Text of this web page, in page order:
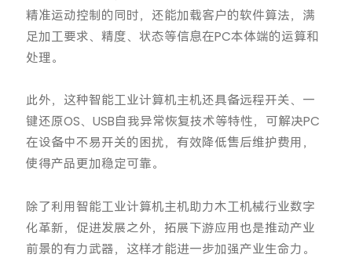
精准运动控制的同时，还能加载客户的软件算法，满
足加工要求、精度、状态等信息在PC本体端的运算和
处理。
此外，这种智能工业计算机主机还具备远程开关、一
键还原OS、USB自我异常恢复技术等特性，可解决PC
在设备中不易开关的困扰，有效降低售后维护费用，
使得产品更加稳定可靠。
除了利用智能工业计算机主机助力木工机械行业数字
化革新，促进发展之外，拓展下游应用也是推动产业
前景的有力武器，这样才能进一步加强产业生命力。